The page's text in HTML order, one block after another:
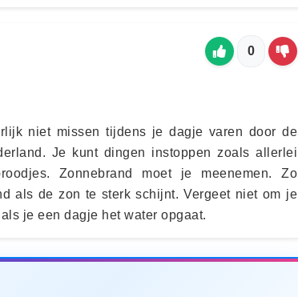
0
niet missen tijdens je dagje varen door de
Je kunt dingen instoppen zoals allerlei
Zonnebrand moet je meenemen. Zo
als de zon te sterk schijnt. Vergeet niet om je
je een dagje het water opgaat.